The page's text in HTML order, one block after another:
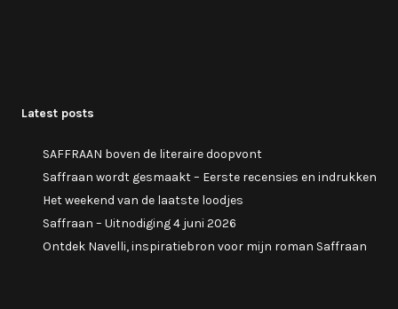
Latest posts
SAFFRAAN boven de literaire doopvont
Saffraan wordt gesmaakt – Eerste recensies en indrukken
Het weekend van de laatste loodjes
Saffraan – Uitnodiging 4 juni 2026
Ontdek Navelli, inspiratiebron voor mijn roman Saffraan